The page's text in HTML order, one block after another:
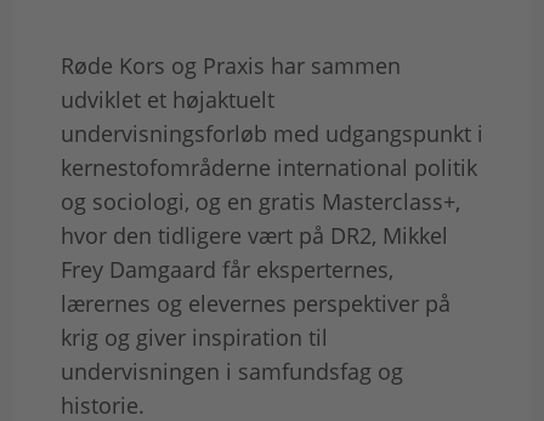
Røde Kors og Praxis har sammen
udviklet et højaktuelt
undervisningsforløb med udgangspunkt i
kernestofområderne international politik
og sociologi, og en gratis Masterclass+,
hvor den tidligere vært på DR2, Mikkel
Frey Damgaard får eksperternes,
lærernes og elevernes perspektiver på
krig og giver inspiration til
undervisningen i samfundsfag og
historie.